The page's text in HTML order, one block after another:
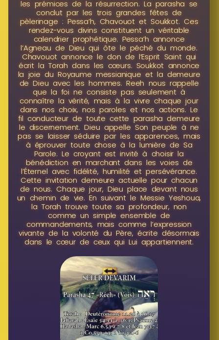
les prémices de la résurrection. La parasha se
conclut par les trois grandes fêtes de
pèlerinage : Pessa’h, Chavouot et Soukkot. Ces
rendez-vous divins constituent un véritable
calendrier prophétique. Pessa’h annonce
l’Agneau de Dieu qui ôte le péché du monde.
Chavouot annonce le don de l’Esprit Saint qui
écrit la Torah dans les cœurs. Soukkot annonce
la joie du Royaume messianique et la demeure
de Dieu avec les hommes. Reeh nous rappelle
que la foi ne consiste pas seulement à
connaître la vérité, mais à la vivre chaque jour
dans nos choix, nos paroles et nos actions. Le
fil conducteur de toute cette parasha demeure
le discernement. Dieu appelle Son peuple à ne
pas se laisser séduire par les apparences, mais
à éprouver toute chose à la lumière de Sa
Parole. Le croyant est invité à choisir la
bénédiction en marchant dans les voies de
l’Éternel avec fidélité, humilité et persévérance.
Cette invitation demeure actuelle pour chacun
de nous. Chaque jour, Dieu place devant nous
un chemin de vie. En suivant le Messie Yeshoua,
la Torah trouve toute sa profondeur, non
comme un simple ensemble de
commandements, mais comme l’expression
vivante de la volonté du Père, écrite désormais
dans le cœur de ceux qui Lui appartiennent.